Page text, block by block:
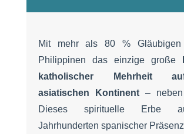
Mit mehr als 80 %
Philippinen das einzige große
katholischer Mehrheit
asiatischen Kontinent– neben
Dieses spirituelle Erbe
Jahrhunderten spanischer